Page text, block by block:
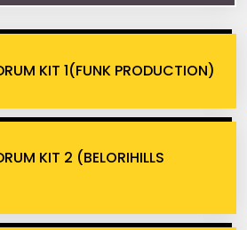
KIT 1(FUNK PRODUCTION)
KIT 2 (BELORIHILLS